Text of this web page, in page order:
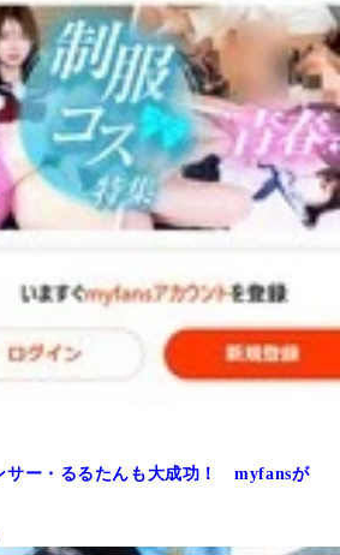
サー・るるたんも大成功！ myfansが